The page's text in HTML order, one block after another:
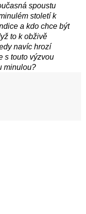
spoustu
století k
a kdo chce být
to k obživě
navíc hrozí
s touto výzvou
minulou?